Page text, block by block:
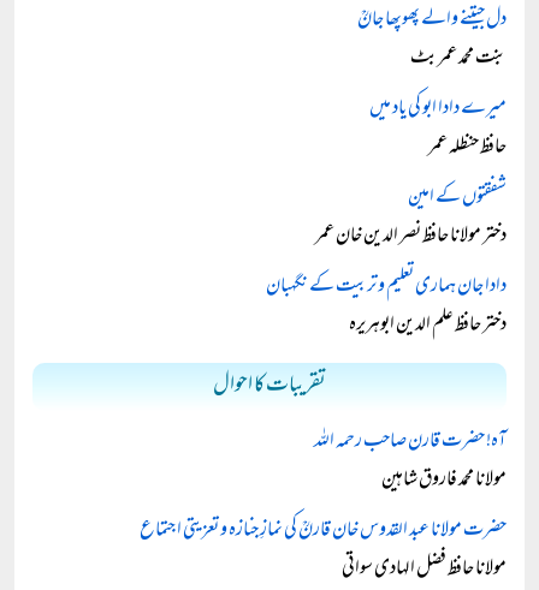
دل جیتنے والے پھوپھا جانؒ
بنت محمد عمر بٹ
میرے دادا ابو کی یاد میں
حافظ حنظلہ عمر
شفقتوں کے امین
دختر مولانا حافظ نصر الدین خان عمر
دادا جان ہماری تعلیم و تربیت کے نگہبان
دختر حافظ علم الدین ابوہریرہ
تقریبات کا احوال
آہ! حضرت قارن صاحب رحمہ اللہ
مولانا محمد فاروق شاہین
حضرت مولانا عبد القدوس خان قارنؒ کی نمازِ جنازہ و تعزیتی اجتماع
مولانا حافظ فضل الہادی سواتی